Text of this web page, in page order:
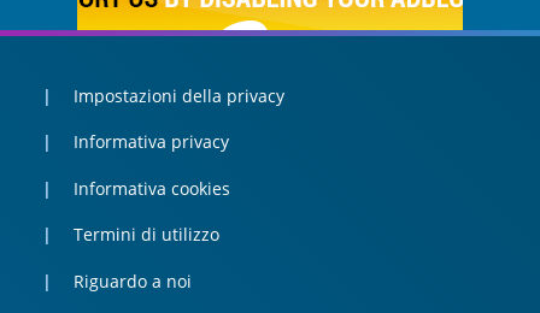
Impostazioni della privacy
Informativa privacy
Informativa cookies
Termini di utilizzo
Riguardo a noi